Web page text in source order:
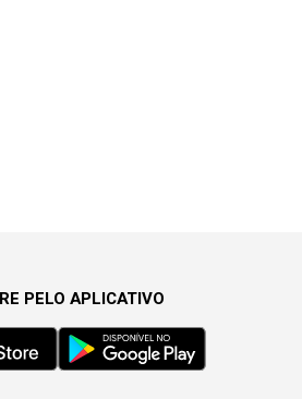
PELO APLICATIVO